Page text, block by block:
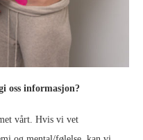
oss informasjon?
vårt. Hvis vi vet